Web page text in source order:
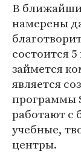
В
намерены
состоится
займется
является
программы
работают с
учебные,
центры.